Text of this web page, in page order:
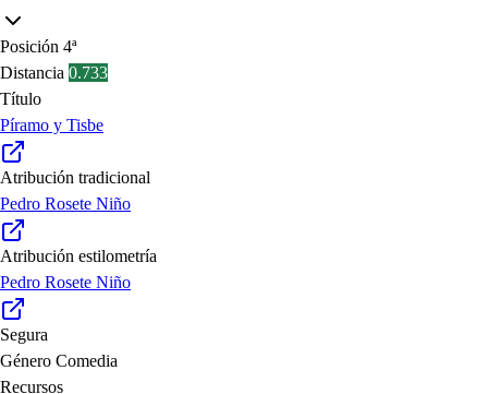
Posición 4ª
Distancia 0.733
Título
Píramo y Tisbe
Atribución tradicional
Pedro Rosete Niño
Atribución estilometría
Pedro Rosete Niño
Segura
Género Comedia
Recursos